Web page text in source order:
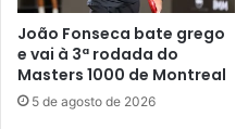
João Fonseca bate grego
e vai à 3ª rodada do
Masters 1000 de Montreal
5 de agosto de 2026